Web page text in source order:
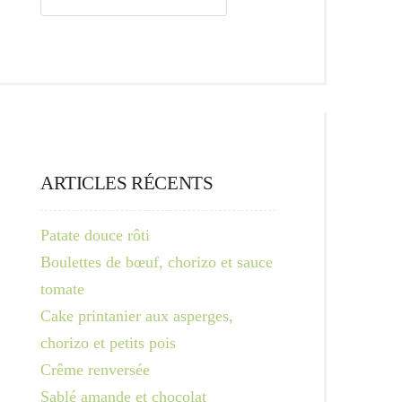
ARTICLES RÉCENTS
Patate douce rôti
Boulettes de bœuf, chorizo et sauce
tomate
Cake printanier aux asperges,
chorizo et petits pois
Crême renversée
Sablé amande et chocolat